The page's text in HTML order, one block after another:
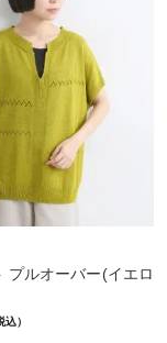
プルオーバー(イエロ
込）